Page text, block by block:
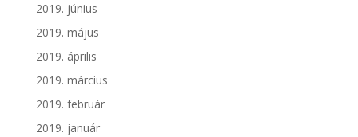
2019. június
2019. május
2019. április
2019. március
2019. február
2019. január